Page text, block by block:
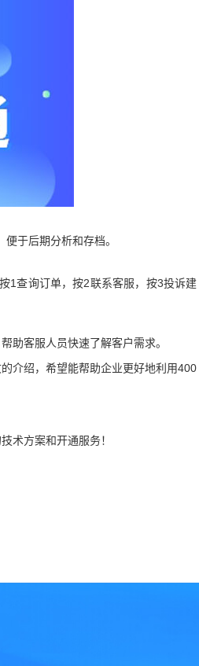
于后期分析和存档。
1查询订单，按2联系客服，按3投诉建
助客服人员快速了解客户需求。
介绍，希望能帮助企业更好地利用400
术方案和开通服务！